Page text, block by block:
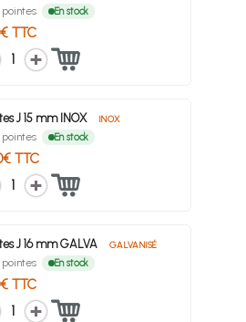
pointes En stock
TTC
1
J 15 mm INOX INOX
pointes En stock
TTC
1
J 16 mm GALVA GALVANISÉ
pointes En stock
TTC
1